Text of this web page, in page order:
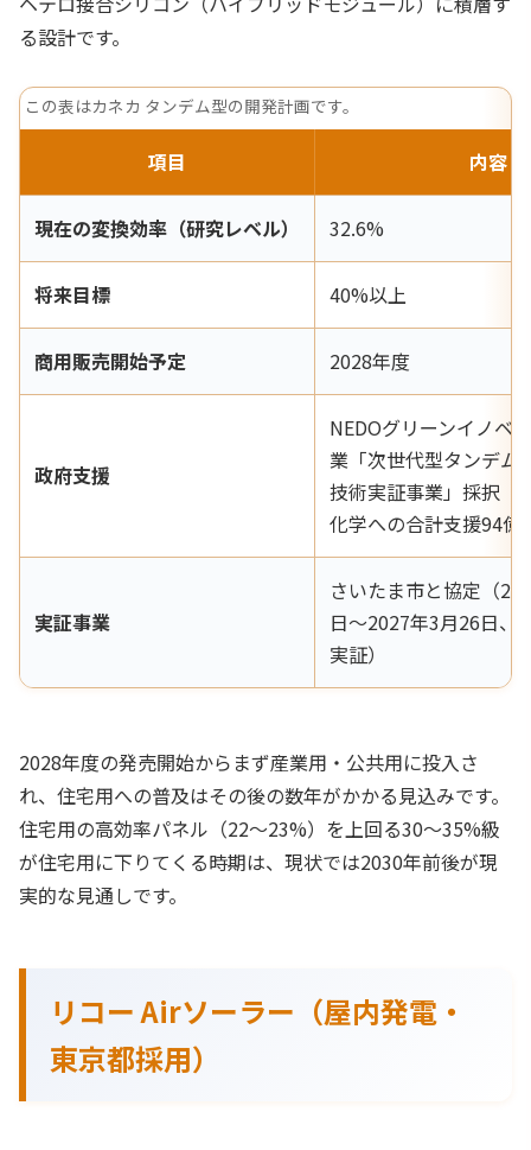
る設計です。
この表はカネカ タンデム型の開発計画です。
項目 内容
現在の変換効率（研究レベル） 32.6%
将来目標 40%以上
商用販売開始予定 2028年度
政府支援
NEDOグリーンイノベ
業「次世代型タンデム
技術実証事業」採択（
化学への合計支援94億
実証事業
さいたま市と協定（
日〜2027年3月26日、
実証）
2028年度の発売開始からまず産業用・公共用に投入さ
れ、住宅用への普及はその後の数年がかかる見込みです。
住宅用の高効率パネル（22〜23%）を上回る30〜35%級
が住宅用に下りてくる時期は、現状では2030年前後が現
実的な見通しです。
リコー Airソーラー（屋内発電・
東京都採用）